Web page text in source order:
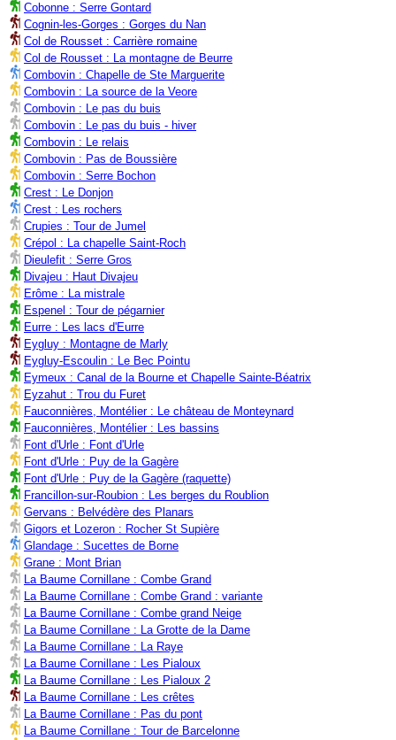
Cobonne : Serre Gontard
Cognin-les-Gorges : Gorges du Nan
Col de Rousset : Carrière romaine
Col de Rousset : La montagne de Beurre
Combovin : Chapelle de Ste Marguerite
Combovin : La source de la Veore
Combovin : Le pas du buis
Combovin : Le pas du buis - hiver
Combovin : Le relais
Combovin : Pas de Boussière
Combovin : Serre Bochon
Crest : Le Donjon
Crest : Les rochers
Crupies : Tour de Jumel
Crépol : La chapelle Saint-Roch
Dieulefit : Serre Gros
Divajeu : Haut Divajeu
Erôme : La mistrale
Espenel : Tour de pégarnier
Eurre : Les lacs d'Eurre
Eygluy : Montagne de Marly
Eygluy-Escoulin : Le Bec Pointu
Eymeux : Canal de la Bourne et Chapelle Sainte-Béatrix
Eyzahut : Trou du Furet
Fauconnières, Montélier : Le château de Monteynard
Fauconnières, Montélier : Les bassins
Font d'Urle : Font d'Urle
Font d'Urle : Puy de la Gagère
Font d'Urle : Puy de la Gagère (raquette)
Francillon-sur-Roubion : Les berges du Roublion
Gervans : Belvédère des Planars
Gigors et Lozeron : Rocher St Supière
Glandage : Sucettes de Borne
Grane : Mont Brian
La Baume Cornillane : Combe Grand
La Baume Cornillane : Combe Grand : variante
La Baume Cornillane : Combe grand Neige
La Baume Cornillane : La Grotte de la Dame
La Baume Cornillane : La Raye
La Baume Cornillane : Les Pialoux
La Baume Cornillane : Les Pialoux 2
La Baume Cornillane : Les crêtes
La Baume Cornillane : Pas du pont
La Baume Cornillane : Tour de Barcelonne